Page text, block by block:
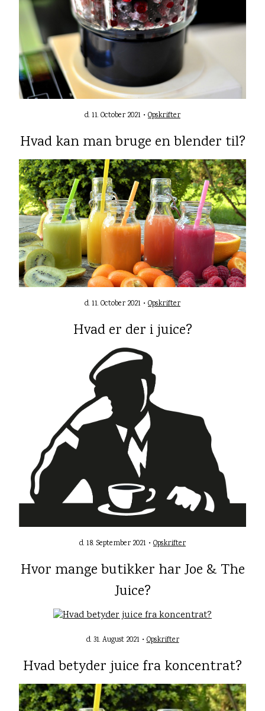
d. 11. October 2021 • Opskrifter
Hvad kan man bruge en blender til?
d. 11. October 2021 • Opskrifter
Hvad er der i juice?
d. 18. September 2021 • Opskrifter
Hvor mange butikker har Joe & The
Juice?
d. 31. August 2021 •Opskrifter
Hvad betyder juice fra koncentrat?